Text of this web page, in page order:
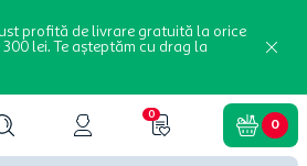
profită de livrare gratuită la orice
lei. Te așteptăm cu drag la
0
0